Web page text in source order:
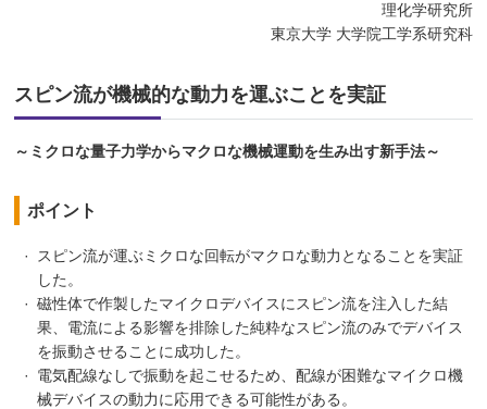
理化学研究所
東京大学 大学院工学系研究科
スピン流が機械的な動力を運ぶことを実証
～ミクロな量子力学からマクロな機械運動を生み出す新手法～
ポイント
スピン流が運ぶミクロな回転がマクロな動力となることを実証
した。
磁性体で作製したマイクロデバイスにスピン流を注入した結
果、電流による影響を排除した純粋なスピン流のみでデバイス
を振動させることに成功した。
電気配線なしで振動を起こせるため、配線が困難なマイクロ機
械デバイスの動力に応用できる可能性がある。